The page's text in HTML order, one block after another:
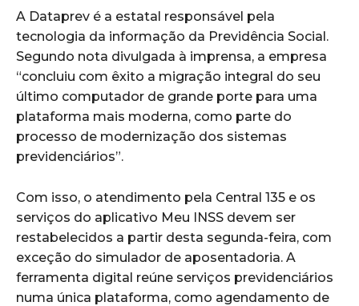
A Dataprev é a estatal responsável pela
tecnologia da informação da Previdência Social.
Segundo nota divulgada à imprensa, a empresa
“concluiu com êxito a migração integral do seu
último computador de grande porte para uma
plataforma mais moderna, como parte do
processo de modernização dos sistemas
previdenciários”.
Com isso, o atendimento pela Central 135 e os
serviços do aplicativo Meu INSS devem ser
restabelecidos a partir desta segunda-feira, com
exceção do simulador de aposentadoria. A
ferramenta digital reúne serviços previdenciários
numa única plataforma, como agendamento de